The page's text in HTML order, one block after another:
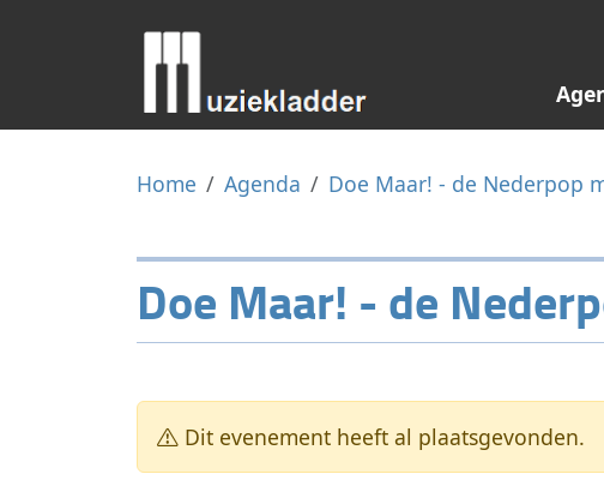
Home Agenda Doe Maar! - de Nederpop
Doe Maar! - de
Dit evenement heeft al plaatsgevonden.